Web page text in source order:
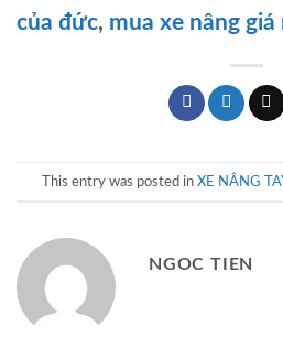
của đức, mua xe nâng giá
This entry was posted in XE NÂNG
NGOC TIEN